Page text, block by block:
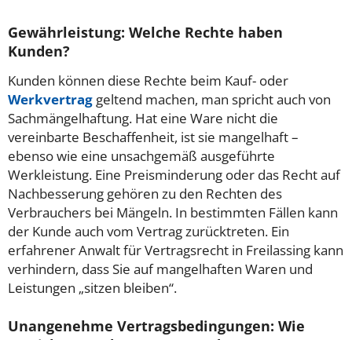
Gewährleistung: Welche Rechte haben
Kunden?
Kunden können diese Rechte beim Kauf- oder
Werkvertrag geltend machen, man spricht auch von
Sachmängelhaftung. Hat eine Ware nicht die
vereinbarte Beschaffenheit, ist sie mangelhaft –
ebenso wie eine unsachgemäß ausgeführte
Werkleistung. Eine Preisminderung oder das Recht auf
Nachbesserung gehören zu den Rechten des
Verbrauchers bei Mängeln. In bestimmten Fällen kann
der Kunde auch vom Vertrag zurücktreten. Ein
erfahrener Anwalt für Vertragsrecht in Freilassing kann
verhindern, dass Sie auf mangelhaften Waren und
Leistungen „sitzen bleiben“.
Unangenehme Vertragsbedingungen: Wie